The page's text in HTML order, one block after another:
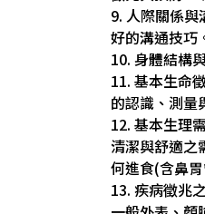
9. 人際關係
好的溝通技巧
10. 身體結構
11. 基本生命
的認識、測量
12. 基本生理
清潔與舒適之
何進食(含鼻
13. 疾病徵兆